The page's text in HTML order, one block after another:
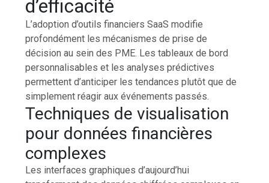
d’efficacité
L’adoption d’outils financiers SaaS modifie
profondément les mécanismes de prise de
décision au sein des PME. Les tableaux de bord
personnalisables et les analyses prédictives
permettent d’anticiper les tendances plutôt que de
simplement réagir aux événements passés.
Techniques de visualisation
pour données financières
complexes
Les interfaces graphiques d’aujourd’hui